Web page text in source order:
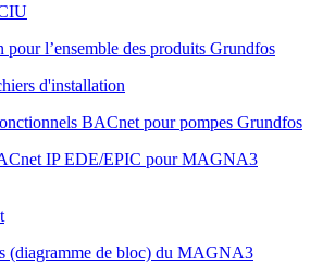
pour l’ensemble des produits Grundfos
d'installation
BACnet pour pompes Grundfos
IP EDE/EPIC pour MAGNA3
(diagramme de bloc) du MAGNA3